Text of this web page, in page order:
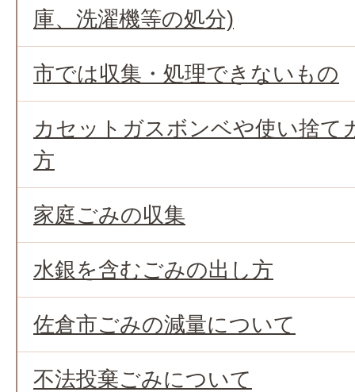
庫、洗濯機等の処分)
市では収集・処理できないもの
カセットガスボンベや使い捨て
方
家庭ごみの収集
水銀を含むごみの出し方
佐倉市ごみの減量について
不法投棄ごみについて